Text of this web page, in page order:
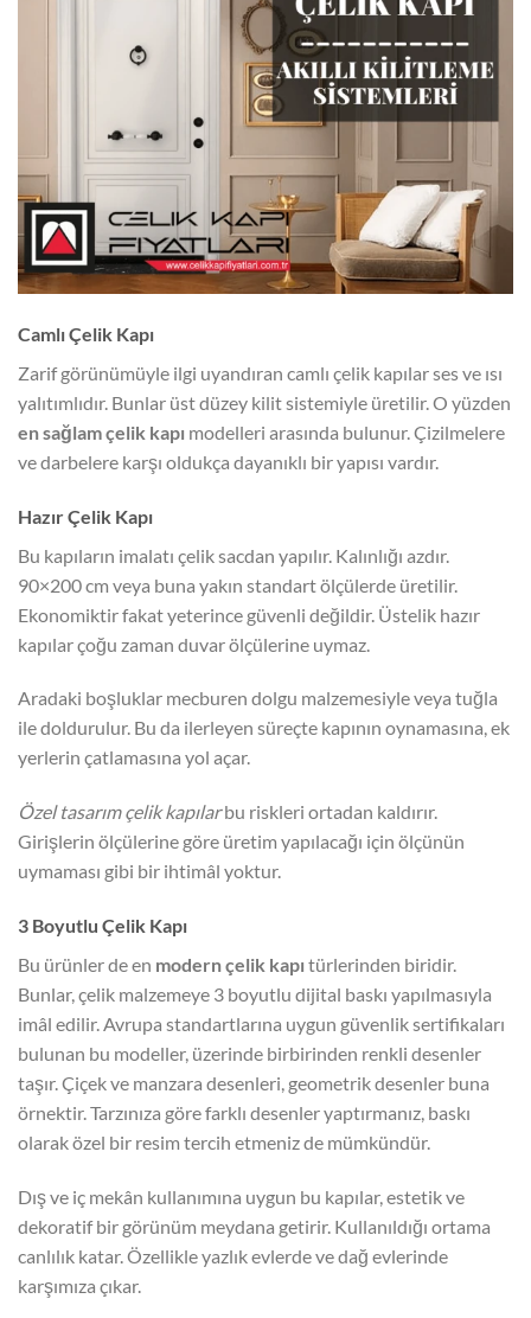
Camlı Çelik Kapı
Zarif görünümüyle ilgi uyandıran camlı çelik kapılar ses ve ısı
yalıtımlıdır. Bunlar üst düzey kilit sistemiyle üretilir. O yüzden
en sağlam çelik kapı modelleri arasında bulunur. Çizilmelere
ve darbelere karşı oldukça dayanıklı bir yapısı vardır.
Hazır Çelik Kapı
Bu kapıların imalatı çelik sacdan yapılır. Kalınlığı azdır.
90×200 cm veya buna yakın standart ölçülerde üretilir.
Ekonomiktir fakat yeterince güvenli değildir. Üstelik hazır
kapılar çoğu zaman duvar ölçülerine uymaz.
Aradaki boşluklar mecburen dolgu malzemesiyle veya tuğla
ile doldurulur. Bu da ilerleyen süreçte kapının oynamasına, ek
yerlerin çatlamasına yol açar.
Özel tasarım çelik kapılarbu riskleri ortadan kaldırır.
Girişlerin ölçülerine göre üretim yapılacağı için ölçünün
uymaması gibi bir ihtimâl yoktur.
3 Boyutlu Çelik Kapı
Bu ürünler de en modern çelik kapı türlerinden biridir.
Bunlar, çelik malzemeye 3 boyutlu dijital baskı yapılmasıyla
imâl edilir. Avrupa standartlarına uygun güvenlik sertifikaları
bulunan bu modeller, üzerinde birbirinden renkli desenler
taşır. Çiçek ve manzara desenleri, geometrik desenler buna
örnektir. Tarzınıza göre farklı desenler yaptırmanız, baskı
olarak özel bir resim tercih etmeniz de mümkündür.
Dış ve iç mekân kullanımına uygun bu kapılar, estetik ve
dekoratif bir görünüm meydana getirir. Kullanıldığı ortama
canlılık katar. Özellikle yazlık evlerde ve dağ evlerinde
karşımıza çıkar.